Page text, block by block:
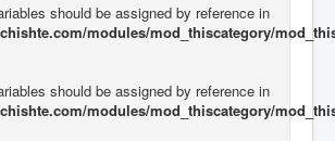
should be assigned by reference in
modules/mod_thiscategory/
should be assigned by reference in
modules/mod_thiscategory/